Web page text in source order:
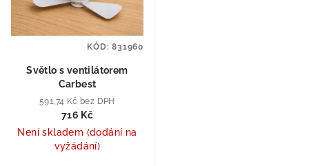
Světlo s ventilátorem
Carbest
591,74 Kč bez DPH
716 Kč
Není skladem (dodání na
vyžádání)
KÓD:831960